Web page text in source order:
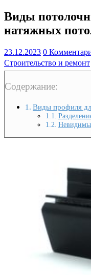
Виды
натяжных
23.12.2023 0
Строительство и ремонт
Содержание:
Виды профиля